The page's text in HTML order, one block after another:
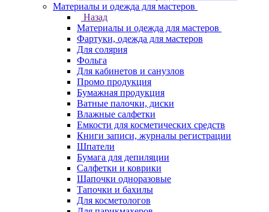
Материалы и одежда для мастеров
Назад
Материалы и одежда для мастеров
Фартуки, одежда для мастеров
Для солярия
Фольга
Для кабинетов и санузлов
Промо продукция
Бумажная продукция
Ватные палочки, диски
Влажные салфетки
Емкости для косметических средств
Книги записи, журналы регистрации
Шпатели
Бумага для депиляции
Салфетки и коврики
Шапочки одноразовые
Тапочки и бахилы
Для косметологов